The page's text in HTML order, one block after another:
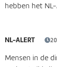
hebben het
NL-ALERT
Mensen in de